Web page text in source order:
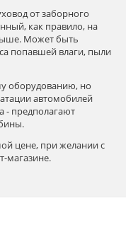
от заборного
как правило, на
Может быть
попавшей влаги, пыли
оборудованию, но
автомобилей
- предполагают
цене, при желании с
магазине.